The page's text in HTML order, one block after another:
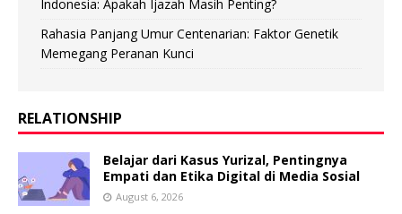
Indonesia: Apakah Ijazah Masih Penting?
Rahasia Panjang Umur Centenarian: Faktor Genetik
Memegang Peranan Kunci
RELATIONSHIP
Belajar dari Kasus Yurizal, Pentingnya
Empati dan Etika Digital di Media Sosial
August 6, 2026